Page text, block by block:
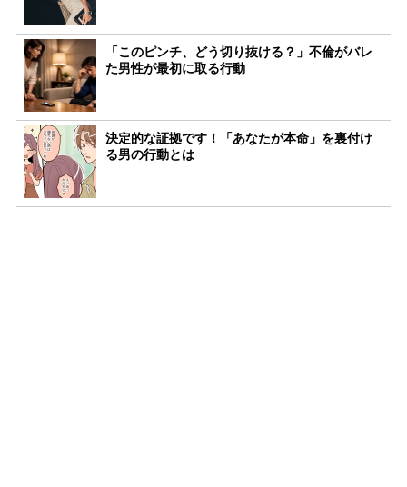
「このピンチ、どう切り抜ける？」不倫がバレ
た男性が最初に取る行動
決定的な証拠です！「あなたが本命」を裏付け
る男の行動とは